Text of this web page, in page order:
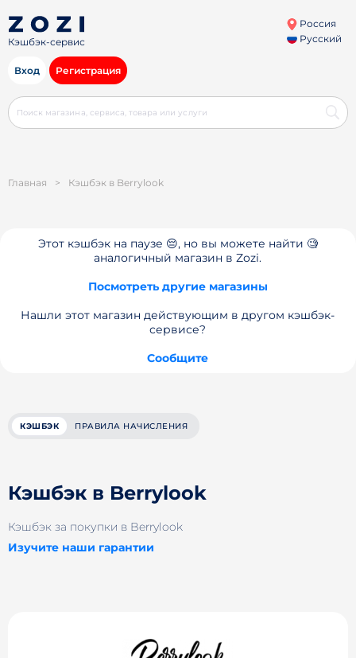
Кэшбэк-сервис
Россия
Русский
Вход Регистрация
Главная > Кэшбэк в Berrylook
Этот кэшбэк на паузе 😔, но вы можете найти 🧐
аналогичный магазин в Zozi.
Посмотреть другие магазины
Нашли этот магазин действующим в другом кэшбэк-
сервисе?
Сообщите
КЭШБЭК ПРАВИЛА НАЧИСЛЕНИЯ
Кэшбэк в Berrylook
Кэшбэк за покупки в Berrylook
Изучите наши гарантии